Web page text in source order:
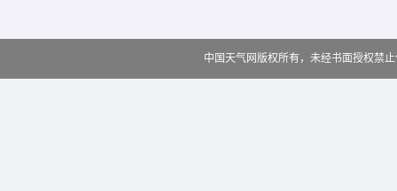
中国天气网版权所有，未经书面授权